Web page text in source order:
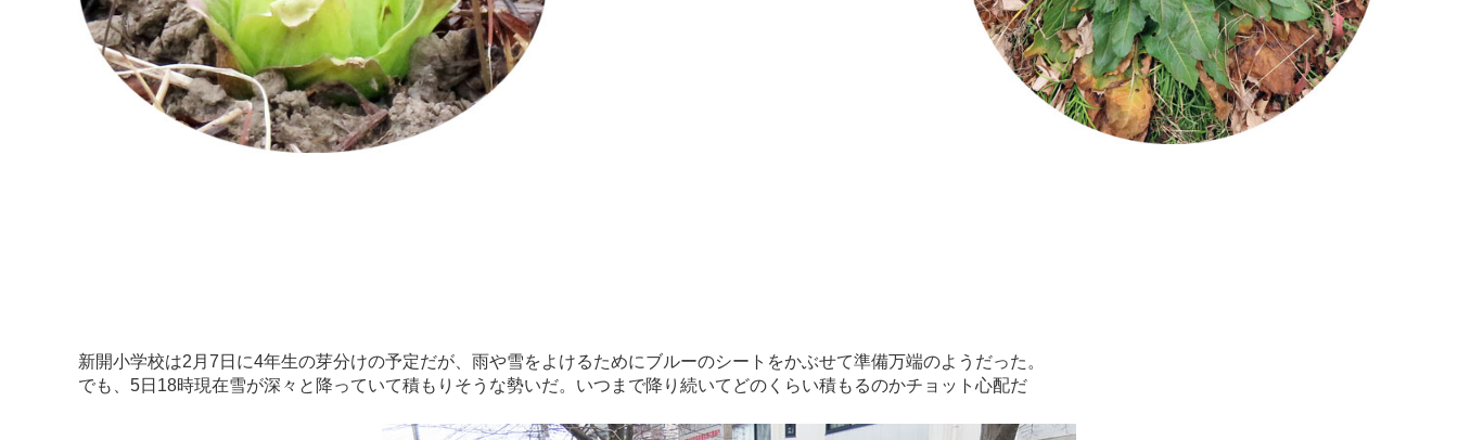
新開小学校は2月7日に4年生の芽分けの予定だが、雨や雪をよけるためにブルーのシートをかぶせて準備万端のようだった。
でも、5日18時現在雪が深々と降っていて積もりそうな勢いだ。いつまで降り続いてどのくらい積もるのかチョット心配だ